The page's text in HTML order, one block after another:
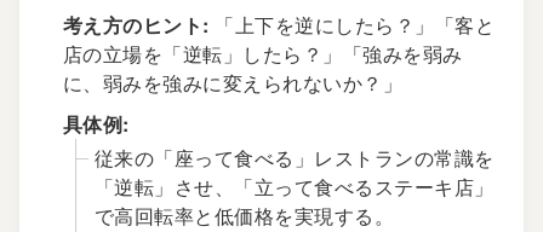
考え方のヒント: 「上下を逆にしたら？」「客と
店の立場を「逆転」したら？」「強みを弱み
に、弱みを強みに変えられないか？」
具体例:
従来の「座って食べる」レストランの常識を
「逆転」させ、「立って食べるステーキ店」
で高回転率と低価格を実現する。